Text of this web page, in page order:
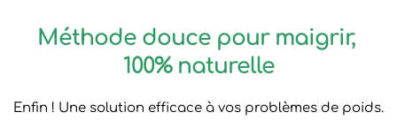
Méthode douce pour maigrir,
100% naturelle
Enfin ! Une solution efficace à vos problèmes de poids.